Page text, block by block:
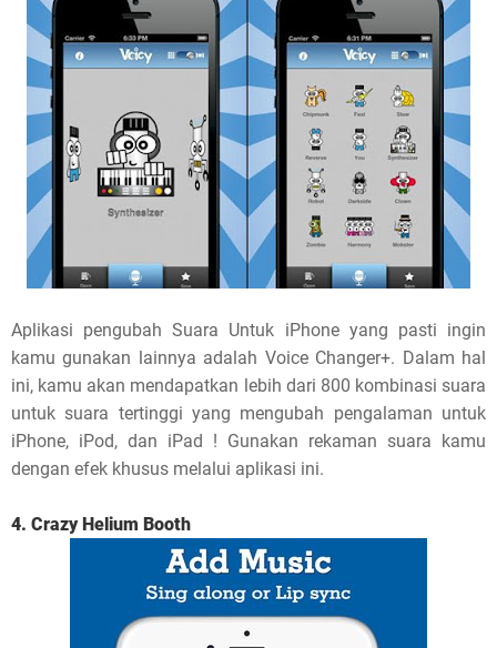
Aplikasi pengubah Suara Untuk iPhone yang pasti ingin
kamu gunakan lainnya adalah Voice Changer+. Dalam hal
ini, kamu akan mendapatkan lebih dari 800 kombinasi suara
untuk suara tertinggi yang mengubah pengalaman untuk
iPhone, iPod, dan iPad ! Gunakan rekaman suara kamu
dengan efek khusus melalui aplikasi ini.
4. Crazy Helium Booth